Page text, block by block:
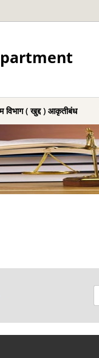
विभाग ( खुद्द ) आकृतीबंध